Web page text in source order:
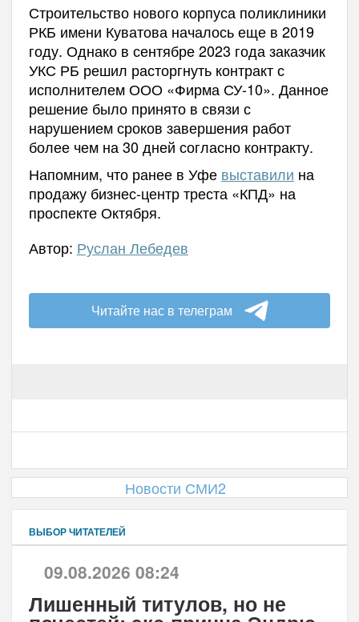
Строительство нового корпуса поликлиники
РКБ имени Куватова началось еще в 2019
году. Однако в сентябре 2023 года заказчик
УКС РБ решил расторгнуть контракт с
исполнителем ООО «Фирма СУ-10». Данное
решение было принято в связи с
нарушением сроков завершения работ
более чем на 30 дней согласно контракту.
Напомним, что ранее в Уфе выставили на
продажу бизнес-центр треста «КПД» на
проспекте Октября.
Автор: Руслан Лебедев
Читайте нас в телеграм
Новости СМИ2
ВЫБОР ЧИТАТЕЛЕЙ
09.08.2026 08:24
Лишенный титулов, но не